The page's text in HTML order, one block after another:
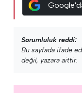
Sorumluluk reddi:
Bu sayfada ifade
değil, yazara aittir.